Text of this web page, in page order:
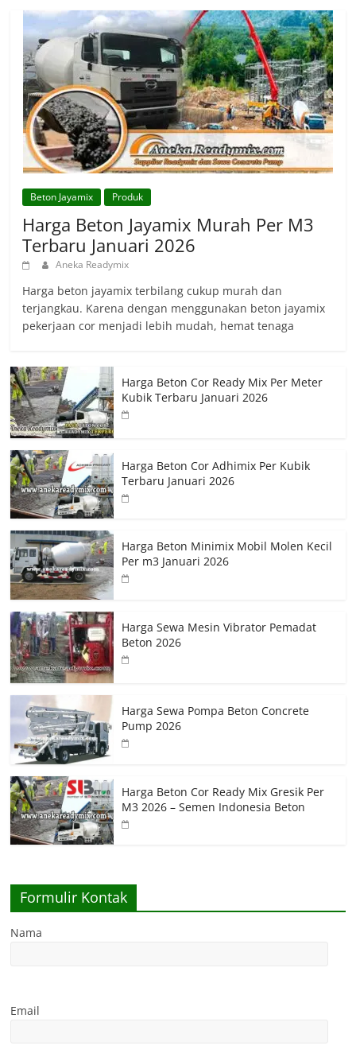
Beton Jayamix Produk
Harga Beton Jayamix Murah Per M3
Terbaru Januari 2026
Aneka Readymix
Harga beton jayamix terbilang cukup murah dan
terjangkau. Karena dengan menggunakan beton jayamix
pekerjaan cor menjadi lebih mudah, hemat tenaga
Harga Beton Cor Ready Mix Per Meter
Kubik Terbaru Januari 2026
Harga Beton Cor Adhimix Per Kubik
Terbaru Januari 2026
Harga Beton Minimix Mobil Molen Kecil
Per m3 Januari 2026
Harga Sewa Mesin Vibrator Pemadat
Beton 2026
Harga Sewa Pompa Beton Concrete
Pump 2026
Harga Beton Cor Ready Mix Gresik Per
M3 2026 – Semen Indonesia Beton
Formulir Kontak
Nama
Email